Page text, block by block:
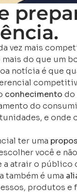
vez mais
do que um
notícia é que
conhecimento do
do
e onde
ter uma
você e
a atrair o público
também é uma
produtos e